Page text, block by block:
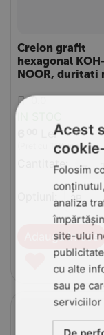
Creion grafit
hexagonal
NOOR, duritati
0.0
Lei
(Pret cu TVA inclus)
Cantitate: −
Adauga in cos
Acest
Folosim
analiza
site-ului
cu alte
sau pe